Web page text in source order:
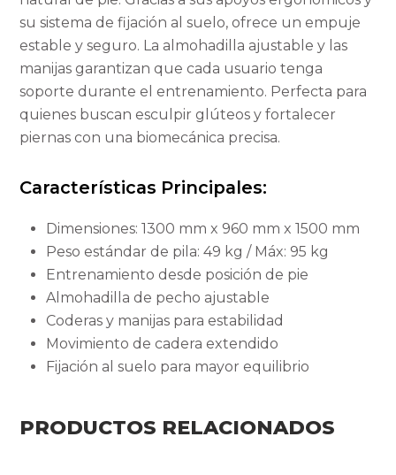
su sistema de fijación al suelo, ofrece un empuje
estable y seguro. La almohadilla ajustable y las
manijas garantizan que cada usuario tenga
soporte durante el entrenamiento. Perfecta para
quienes buscan esculpir glúteos y fortalecer
piernas con una biomecánica precisa.
Características Principales:
Dimensiones: 1300 mm x 960 mm x 1500 mm
Peso estándar de pila: 49 kg / Máx: 95 kg
Entrenamiento desde posición de pie
Almohadilla de pecho ajustable
Coderas y manijas para estabilidad
Movimiento de cadera extendido
Fijación al suelo para mayor equilibrio
PRODUCTOS RELACIONADOS